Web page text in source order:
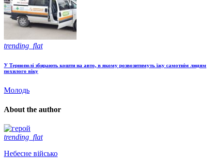
trending_flat
У Тернополі збирають кошти на авто, в якому розвозитимуть їжу самотнім людям
похилого віку
Молодь
About the author
trending_flat
Небесне військо